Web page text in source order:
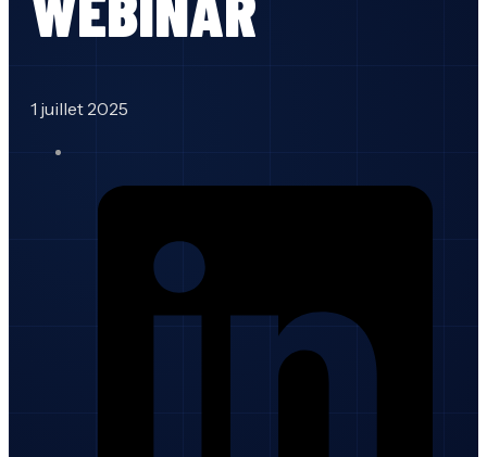
1 juillet 2025